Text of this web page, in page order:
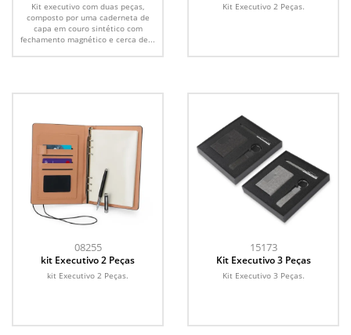
Kit executivo com duas peças,
composto por uma caderneta de
capa em couro sintético com
fechamento magnético e cerca de...
Kit Executivo 2 Peças.
08255
kit Executivo 2 Peças
kit Executivo 2 Peças.
15173
Kit Executivo 3 Peças
Kit Executivo 3 Peças.